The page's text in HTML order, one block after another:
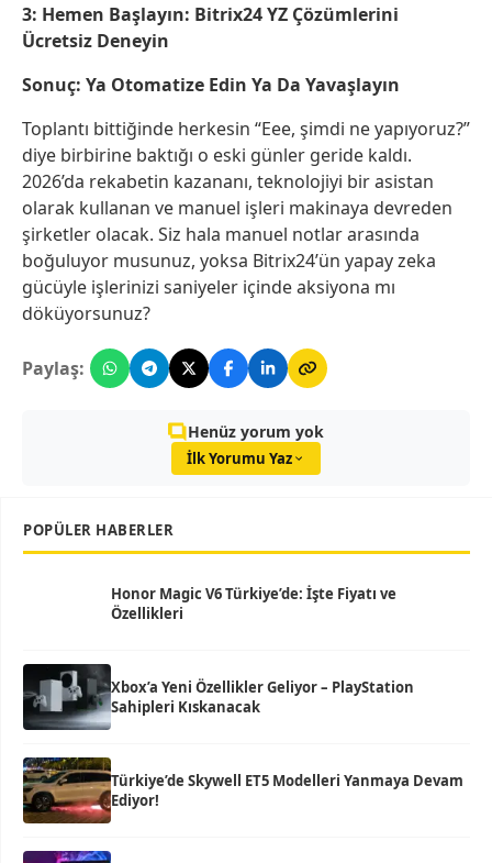
3: Hemen Başlayın: Bitrix24 YZ Çözümlerini
Ücretsiz Deneyin
Sonuç: Ya Otomatize Edin Ya Da Yavaşlayın
Toplantı bittiğinde herkesin “Eee, şimdi ne yapıyoruz?”
diye birbirine baktığı o eski günler geride kaldı.
2026’da rekabetin kazananı, teknolojiyi bir asistan
olarak kullanan ve manuel işleri makinaya devreden
şirketler olacak. Siz hala manuel notlar arasında
boğuluyor musunuz, yoksa Bitrix24’ün yapay zeka
gücüyle işlerinizi saniyeler içinde aksiyona mı
döküyorsunuz?
Paylaş:
Henüz yorum yok
İlk Yorumu Yaz
POPÜLER HABERLER
Honor Magic V6 Türkiye’de: İşte Fiyatı ve
Özellikleri
Xbox’a Yeni Özellikler Geliyor – PlayStation
Sahipleri Kıskanacak
Türkiye’de Skywell ET5 Modelleri Yanmaya Devam
Ediyor!